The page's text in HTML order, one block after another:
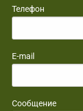
Телефон
E-mail
Сообщение